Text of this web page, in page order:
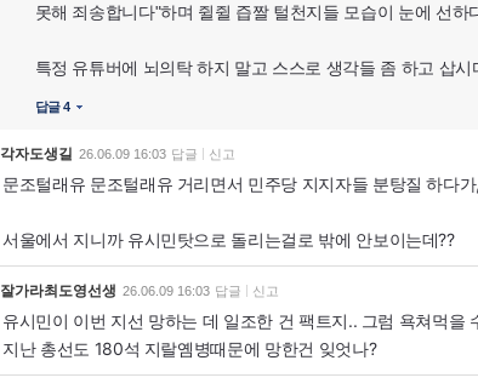
못해 죄송합니다"하며 쥘쥘 즙짤 털천지들 모습이 눈에 선하
특정 유튜버에 뇌의탁 하지 말고 스스로 생각들 좀 하고 삽시
답글 4
각자도생길 26.06.09 16:03 답글 신고
문조털래유 문조털래유 거리면서 민주당 지지자들 분탕질 하다가,
서울에서 지니까 유시민탓으로 돌리는걸로 밖에 안보이는데??
잘가라최도영선생 26.06.09 16:03 답글 신고
유시민이 이번 지선 망하는 데 일조한 건 팩트지.. 그럼 욕쳐먹을
지난 총선도 180석 지랄옘병때문에 망한건 잊엇나?